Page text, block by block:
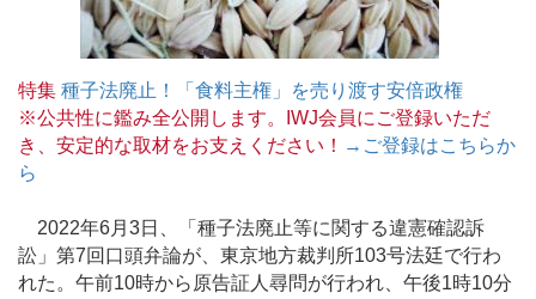
特集 種子法廃止！「食料主権」を売り渡す安倍政権
※公共性に鑑み全公開します。IWJ会員にご登録いただ
き、安定的な取材をお支えください！ →ご登録はこちらか
ら
2022年6月3日、「種子法廃止等に関する違憲確認訴
訟」第7回口頭弁論が、東京地方裁判所103号法廷で行わ
れた。午前10時から原告証人尋問が行われ、午後1時10分